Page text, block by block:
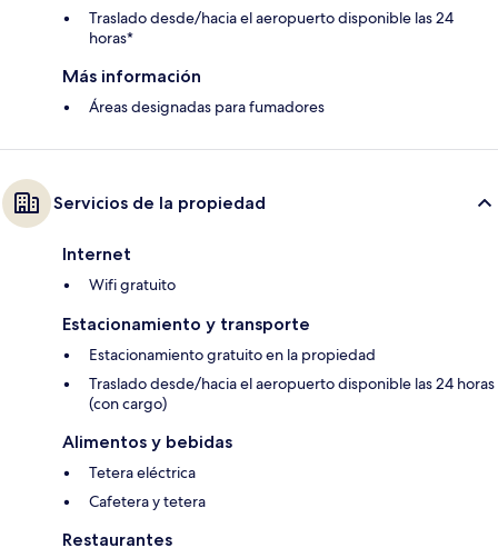
Traslado desde/hacia el aeropuerto disponible las 24
horas*
Más información
Áreas designadas para fumadores
Servicios de la propiedad
Internet
Wifi gratuito
Estacionamiento y transporte
Estacionamiento gratuito en la propiedad
Traslado desde/hacia el aeropuerto disponible las 24 horas
(con cargo)
Alimentos y bebidas
Tetera eléctrica
Cafetera y tetera
Restaurantes